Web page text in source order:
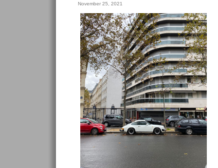
November 25, 2021